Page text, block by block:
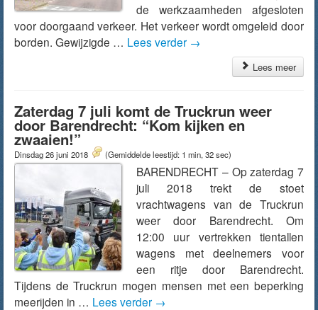
de werkzaamheden afgesloten
voor doorgaand verkeer. Het verkeer wordt omgeleid door
borden. Gewijzigde … Lees verder →
Lees meer
Zaterdag 7 juli komt de Truckrun weer
door Barendrecht: “Kom kijken en
zwaaien!”
Dinsdag 26 juni 2018 (Gemiddelde leestijd: 1 min, 32 sec)
BARENDRECHT – Op zaterdag 7
juli 2018 trekt de stoet
vrachtwagens van de Truckrun
weer door Barendrecht. Om
12:00 uur vertrekken tientallen
wagens met deelnemers voor
een ritje door Barendrecht.
Tijdens de Truckrun mogen mensen met een beperking
meerijden in … Lees verder →